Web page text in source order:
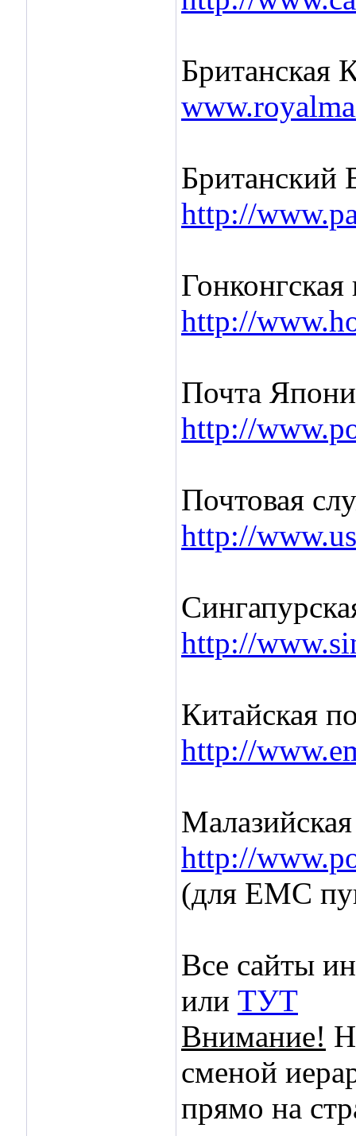
Британская
Британский
http://
Гонконгская
http://
Почта
http://
Почтовая
http://
http://
Китайская
http://
http://
(для ЕМС
Все сайты
или ТУТ
Внимание!
сменой
прямо на